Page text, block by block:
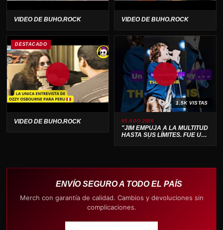
VIDEO DE BUHO.ROCK VIDEO DE BUHO.ROCK
DESTACADO
VIDEO DE BUHO.ROCK
1.5K VISTAS
05 AGO 2026
"JIM EMPUJA A LA MULTITUD
HASTA SUS LÍMITES. FUE UN
ENVÍO SEGURO A TODO EL PAÍS
Merch con garantía de calidad. Cambios y devoluciones sin
complicaciones.